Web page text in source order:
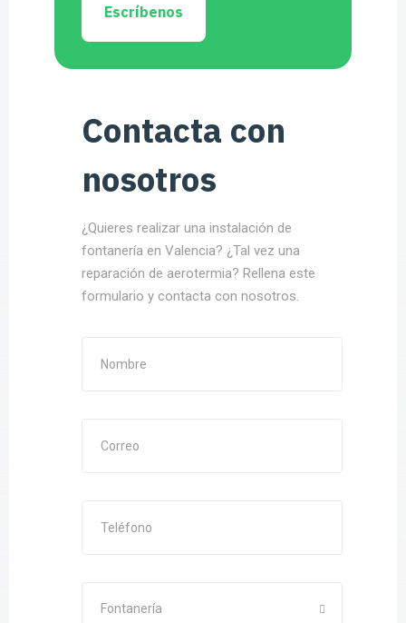
Escríbenos
Contacta con
nosotros
¿Quieres realizar una instalación de
fontanería en Valencia? ¿Tal vez una
reparación de aerotermia? Rellena este
formulario y contacta con nosotros.
Fontanería